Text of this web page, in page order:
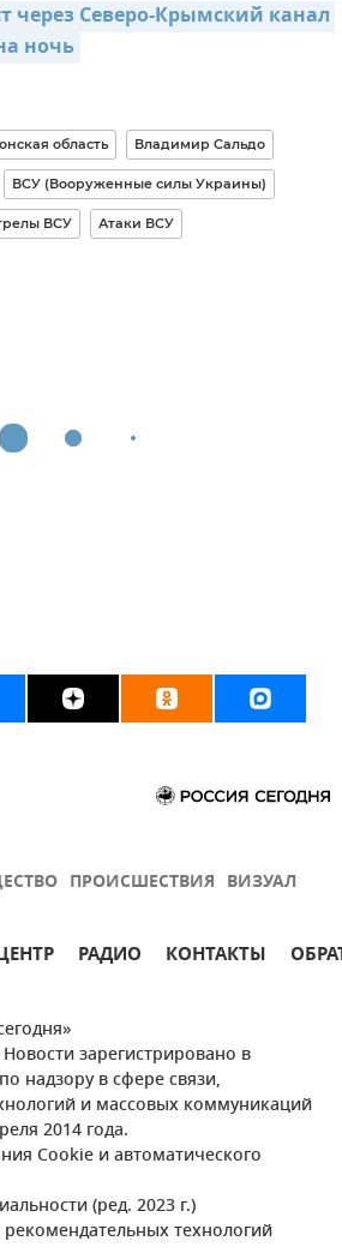
через Северо-Крымский канал
ночь
область Владимир Сальдо
ВСУ (Вооруженные силы Украины)
ВСУ Атаки ВСУ
ПРОИСШЕСТВИЯ ВИЗУАЛ
РАДИО КОНТАКТЫ
зарегистрировано в
надзору в сфере связи,
и массовых коммуникаций
2014 года.
Cookie и автоматического
(ред. 2023 г.)
технологий